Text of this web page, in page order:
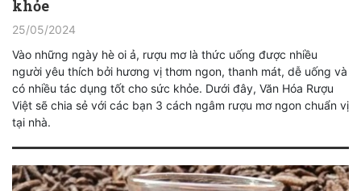
khỏe
25/05/2024
Vào những ngày hè oi ả, rượu mơ là thức uống được nhiều
người yêu thích bởi hương vị thơm ngon, thanh mát, dễ uống và
có nhiều tác dụng tốt cho sức khỏe. Dưới đây, Văn Hóa Rượu
Việt sẽ chia sẻ với các bạn 3 cách ngâm rượu mơ ngon chuẩn vị
tại nhà.